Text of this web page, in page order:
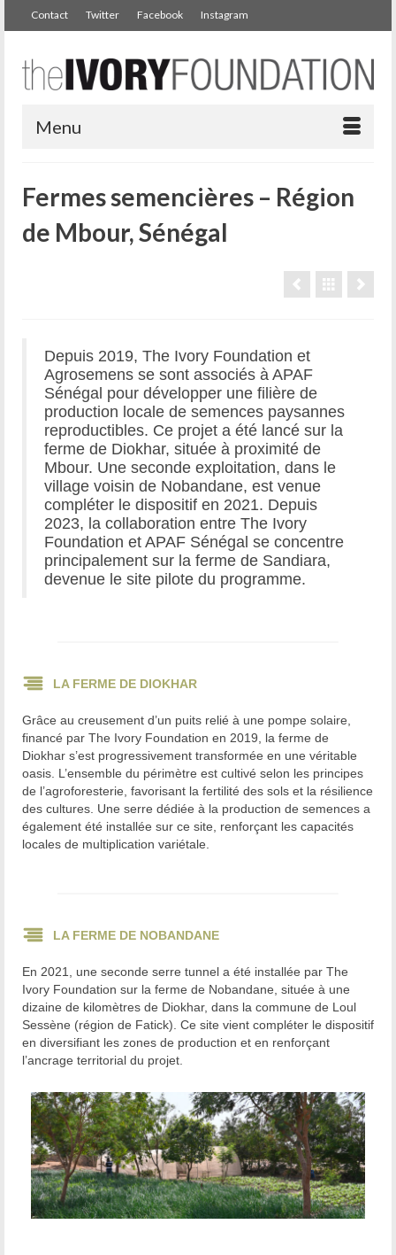
Contact Twitter Facebook Instagram
Menu
Fermes semencières – Région
de Mbour, Sénégal
Depuis 2019, The Ivory Foundation et
Agrosemens se sont associés à APAF
Sénégal pour développer une filière de
production locale de semences paysannes
reproductibles. Ce projet a été lancé sur la
ferme de Diokhar, située à proximité de
Mbour. Une seconde exploitation, dans le
village voisin de Nobandane, est venue
compléter le dispositif en 2021. Depuis
2023, la collaboration entre The Ivory
Foundation et APAF Sénégal se concentre
principalement sur la ferme de Sandiara,
devenue le site pilote du programme.
LA FERME DE DIOKHAR
Grâce au creusement d’un puits relié à une pompe solaire,
financé par The Ivory Foundation en 2019, la ferme de
Diokhar s’est progressivement transformée en une véritable
oasis. L’ensemble du périmètre est cultivé selon les principes
de l’agroforesterie, favorisant la fertilité des sols et la résilience
des cultures. Une serre dédiée à la production de semences a
également été installée sur ce site, renforçant les capacités
locales de multiplication variétale.
LA FERME DE NOBANDANE
En 2021, une seconde serre tunnel a été installée par The
Ivory Foundation sur la ferme de Nobandane, située à une
dizaine de kilomètres de Diokhar, dans la commune de Loul
Sessène (région de Fatick). Ce site vient compléter le dispositif
en diversifiant les zones de production et en renforçant
l’ancrage territorial du projet.